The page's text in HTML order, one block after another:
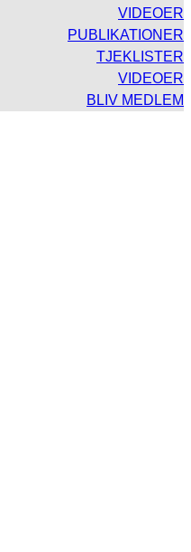
VIDEOER
PUBLIKATIONER
TJEKLISTER
VIDEOER
BLIV MEDLEM